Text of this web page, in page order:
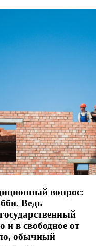
вопрос:
Ведь
и в свободное от
обычный